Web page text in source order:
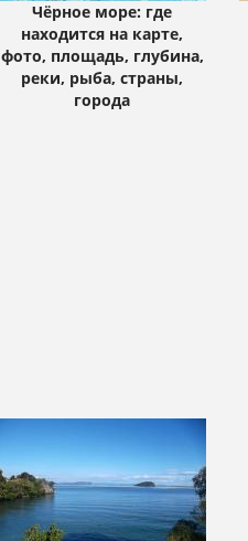
Чёрное море: где
находится на карте,
фото, площадь, глубина,
реки, рыба, страны,
города